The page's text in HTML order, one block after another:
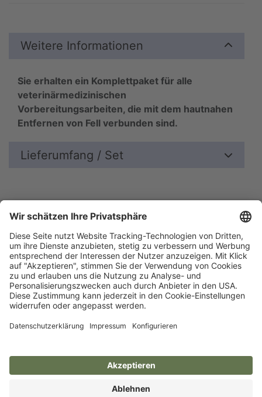
Weitere Informationen
Sie erhalten ein Komplettpaket für alle
veterinärmedizinischen
Vorbereitungsarbeiten, die mit dem hautnahen
Entfernen von Fell verbunden sind.
Lieferumfang / Set
Blätterkatalog
Unternehmen
AGB
Messe
Garantie
Impressum
Datenschutz
Barrierefreiheitserklärung
Cookie-Einstellungen
Aesculap Schermaschinen
Aesculap Clippers
Quality from Germany - since 1912